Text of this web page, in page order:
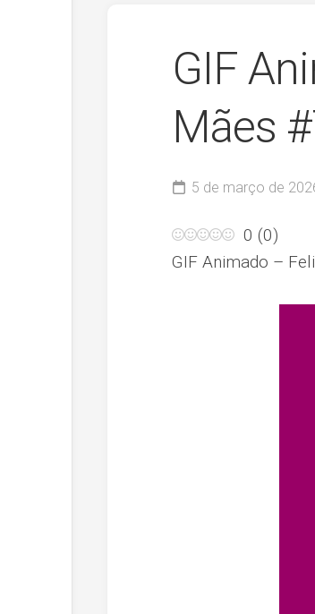
GIF
Mães
5 de março de
0 (0)
GIF Animado –